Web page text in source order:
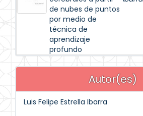
de nubes de puntos
por medio de
técnica de
aprendizaje
profundo
Autor(es)
Luis Felipe Estrella Ibarra